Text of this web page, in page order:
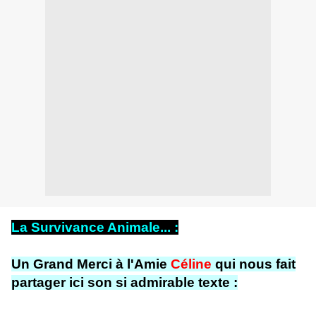
La Survivance Animale... :
Un Grand Merci à l'Amie Céline qui nous fait
partager ici son si admirable texte :